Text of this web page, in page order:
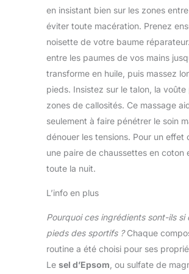
en insistant bien sur les zones
éviter toute macération. Prenez
noisette de votre baume
entre les paumes de vos mains
transforme en huile, puis massez
pieds. Insistez sur le talon, la
zones de callosités. Ce massage
seulement à faire pénétrer le soin
dénouer les tensions. Pour un effet
une paire de chaussettes en coton
toute la nuit.
L’info en plus
Pourquoi ces ingrédients sont-ils si
pieds des sportifs ?Chaque
routine a été choisi pour ses
Le sel d’Epsom , ou sulfate de